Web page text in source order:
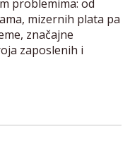
problemima: od
mizernih plata pa
značajne
zaposlenih i